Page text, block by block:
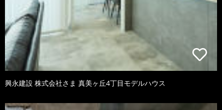
興永建設 株式会社さま 真美ヶ丘4丁目モデルハウス